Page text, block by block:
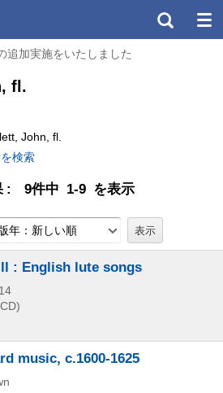
追加実施をいたしました
fl.
John, fl.
検索
9件中 1-9 を表示
年：新しい順
: English lute songs
music, c.1600-1625